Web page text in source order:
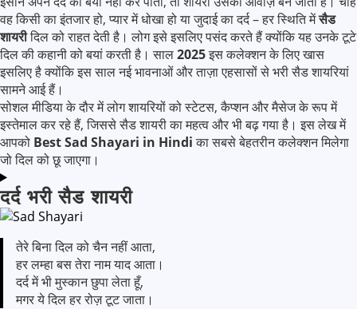
वह किसी का इंतजार हो, प्यार में धोखा हो या जुदाई का दर्द – हर स्थिति मेंसैड
शायरीदिल को राहत देती है। लोग इसे इसलिए पसंद करते हैं क्योंकि यह उनके टूटे
दिल की कहानी को बयां करती है। साल2025इस कलेक्शन के लिए खास
इसलिए है क्योंकि इस साल नई भावनाओं और ताज़ा एहसासों से भरी सैड शायरियां
सामने आई हैं।
सोशल मीडिया के दौर में लोग शायरियों को स्टेटस, कैप्शन और मैसेज के रूप में
इस्तेमाल कर रहे हैं, जिससे सैड शायरी का महत्व और भी बढ़ गया है। इस लेख में
आपको Best Sad Shayari in Hindiका सबसे बेहतरीन कलेक्शन मिलेगा
जो दिल को छू जाएगा।
दर्द भरी सैड शायरी
तेरे बिना दिल को चैन नहीं आता,
हर लम्हा बस तेरा नाम याद आता।
दर्द में भी मुस्कान छुपा लेता हूँ,
मगर ये दिल हर रोज़ टूट जाता।